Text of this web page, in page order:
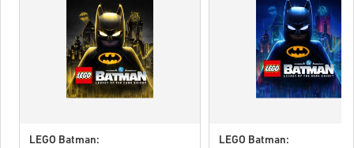
LEGO Batman:
LEGO Batman: